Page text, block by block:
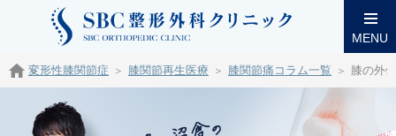
MENU
変形性膝関節症 膝関節再生医療 膝関節痛コラム一覧 膝の外